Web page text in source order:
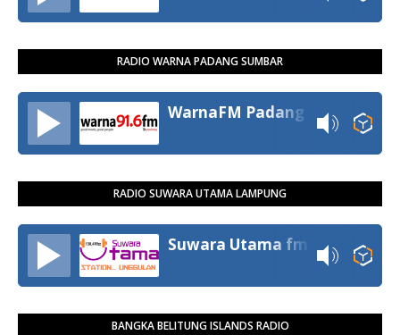
RADIO WARNA PADANG SUMBAR
WarnaFM Padang
RADIO SUWARA UTAMA LAMPUNG
Suwara Utama fm
BANGKA BELITUNG ISLANDS RADIO